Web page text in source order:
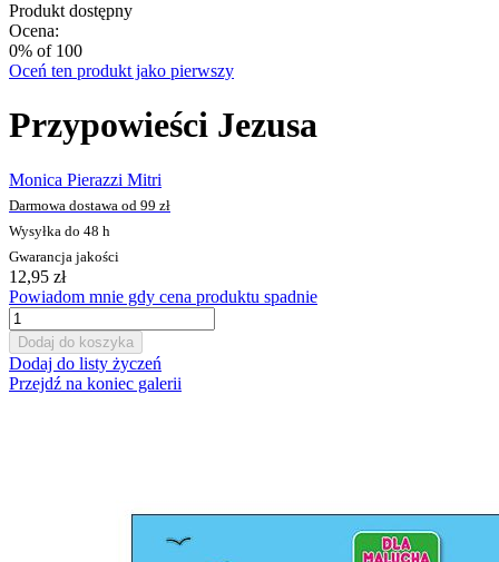
Produkt dostępny
Ocena:
0% of 100
Oceń ten produkt jako pierwszy
Przypowieści Jezusa
Monica Pierazzi Mitri
Darmowa dostawa od 99 zł
Wysyłka do 48 h
Gwarancja jakości
12,95 zł
Powiadom mnie gdy cena produktu spadnie
Dodaj do koszyka
Dodaj do listy życzeń
Przejdź na koniec galerii